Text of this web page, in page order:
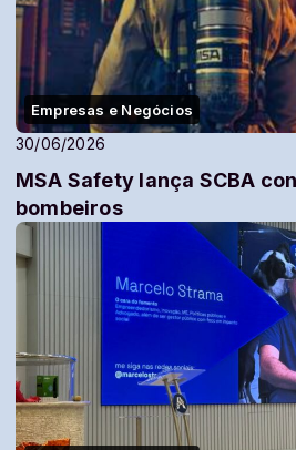
Empresas e Negócios
30/06/2026
MSA Safety lança SCBA
bombeiros